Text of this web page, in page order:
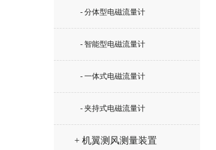
- 分体型电磁流量计
- 智能型电磁流量计
- 一体式电磁流量计
- 夹持式电磁流量计
+ 机翼测风测量装置